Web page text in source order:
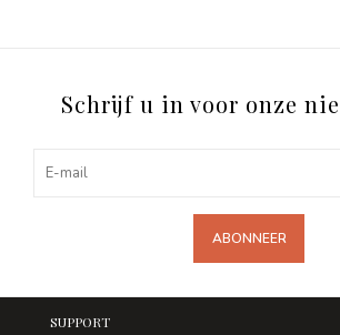
Schrijf u in voor onze
ABONNEER
SUPPORT